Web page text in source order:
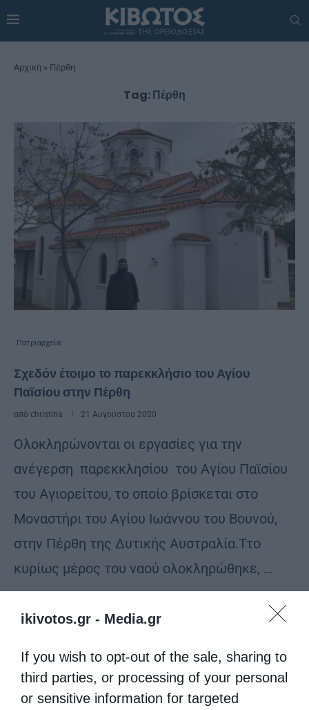
ikivotos.gr - Media.gr
If you wish to opt-out of the sale, sharing to
third parties, or processing of your personal
or sensitive information for targeted
Αρχική » Πέρθη
Tag:Πέρθη
Πατριαρχεία
Σχεδόν έτοιμο το παρεκκλήσιο του Αγίου
Παϊσίου στην Πέρθη
από christina 21 Αυγούστου 2020
Oλοκληρώνονται οι εργασίες για την
ανέγερση παρεκκλησίου του Αγίου Παϊσίου
του Αγιορείτου, το οποίο βρίσκεται στο
Μοναστήρι του Αγίου Ιωάννου του Βουνού,
στην Πέρθη της Δυτικής Αυστραλία.Ττο
κυρίως μέρος του ναού ολοκληρώθηκε, …